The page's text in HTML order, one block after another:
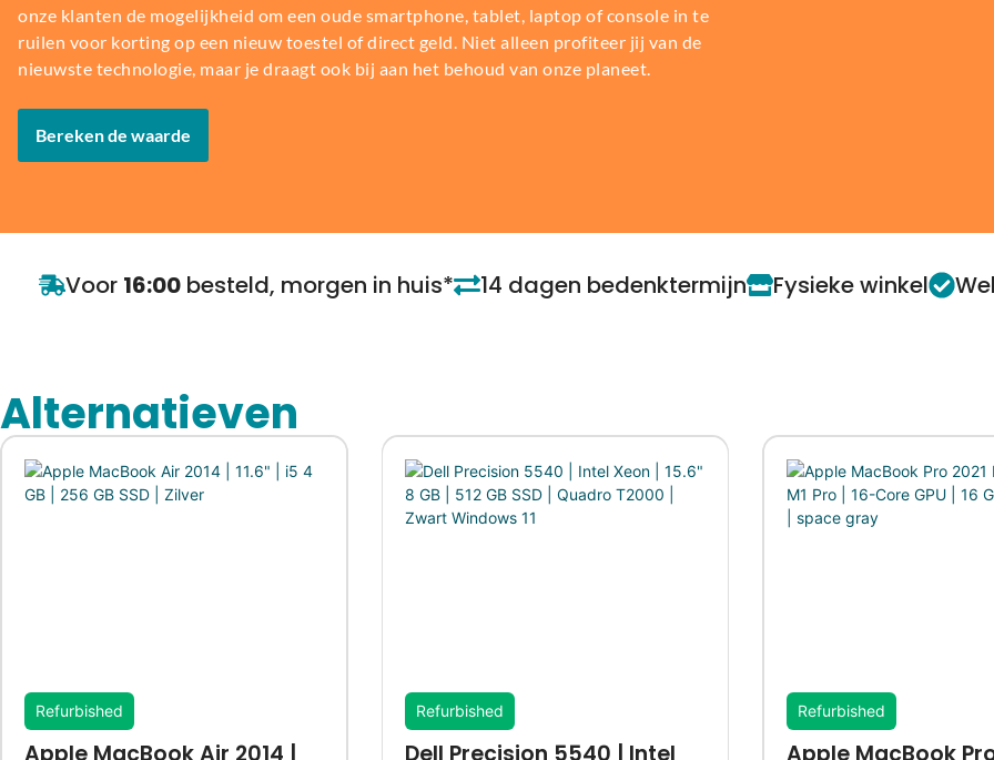
onze klanten de mogelijkheid om een oude smartphone, tablet, laptop of console in te
ruilen voor korting op een nieuw toestel of direct geld. Niet alleen profiteer jij van de
nieuwste technologie, maar je draagt ook bij aan het behoud van onze planeet.
Bereken de waarde
Voor 16:00 besteld, morgen in huis* 14 dagen bedenktermijn Fysieke winkel
Alternatieven
Refurbished
Apple MacBook Air 2014 |
Refurbished
Dell Precision 5540 | Intel
Refurbished
Apple MacBook